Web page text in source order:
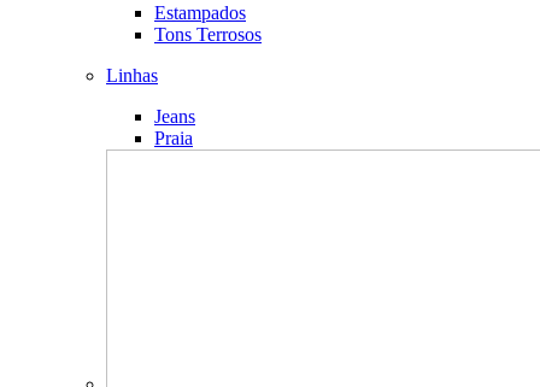
Estampados
Tons Terrosos
Linhas
Jeans
Praia